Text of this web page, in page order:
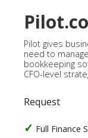
Pilot gives
need to
bookkeeping
CFO-level
Request
Full Finance